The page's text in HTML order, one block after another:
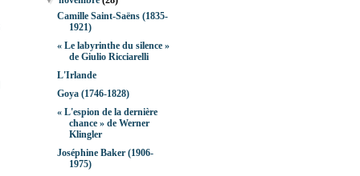
Camille Saint-Saëns (1835-
1921)
« Le labyrinthe du silence »
de Giulio Ricciarelli
L'Irlande
Goya (1746-1828)
« L'espion de la dernière
chance » de Werner
Klingler
Joséphine Baker (1906-
1975)